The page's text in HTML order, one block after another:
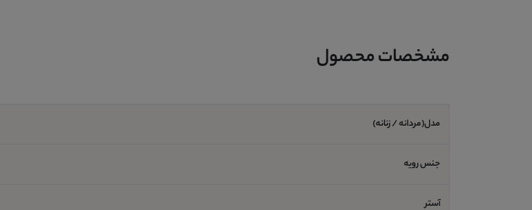
مشخصات محصول
مدل(مردانه / زنانه)
جنس رویه
آستر